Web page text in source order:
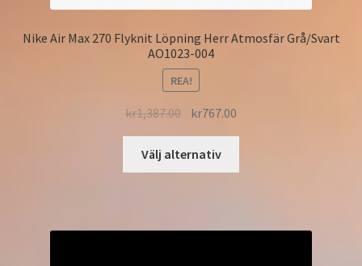
Nike Air Max 270 Flyknit Löpning Herr Atmosfär Grå/Svart
AO1023-004
REA!
kr1,387.00 kr767.00
Välj alternativ